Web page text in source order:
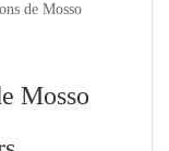
de Mosso
Mosso